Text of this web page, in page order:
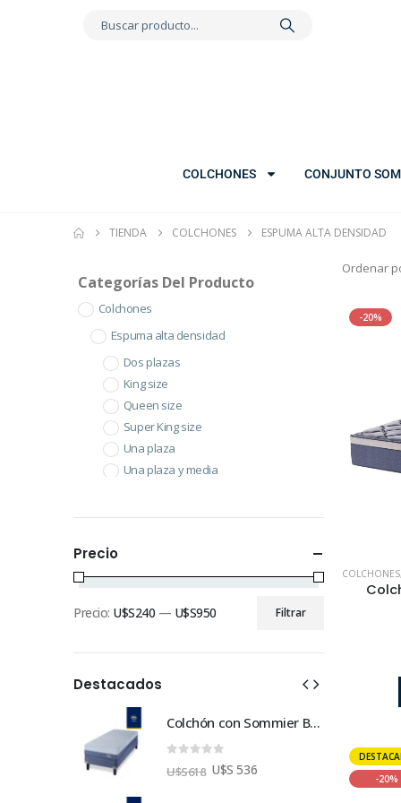
COLCHONES CONJUNTO
TIENDA COLCHONES ESPUMA ALTA DENSIDAD
Ordenar
-20%
COLCHONES,
-20%
Categorías Del Producto
Colchones
Espuma alta densidad
Dos plazas
King size
Queen size
Super King size
Una plaza
Una plaza y media
Precio
Filtrar
Precio: U$S240 — U$S950
Destacados
Colchón con Sommier Box Express Una Plaza 080x190
U$S618 U$S 536